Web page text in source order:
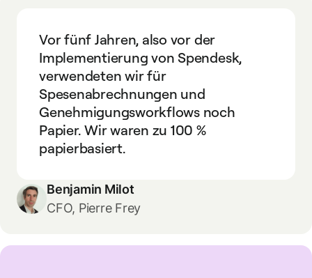
Vor fünf Jahren, also vor der
Implementierung von Spendesk,
verwendeten wir für
Spesenabrechnungen und
Genehmigungsworkflows noch
Papier. Wir waren zu 100 %
papierbasiert.
Benjamin Milot
CFO, Pierre Frey